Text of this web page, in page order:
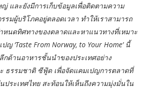
และยังมีการเก็บข้อมูลเพื่อติดตามความ
รมผู้บริโภคอยู่ตลอดเวลา ทำให้เราสามารถ
หนดทิศทางของตลาดและหาแนวทางที่เหมาะ
‘Taste From Norway, to Your Home’ นี้
กด้านอาหารชั้นนำของประเทศอย่าง
ธรรมชาติ ซีฟู้ด เพื่อจัดแคมเปญการตลาดที่
ประเทศไทย สะท้อนให้เห็นถึงความมุ่งมั่นใน